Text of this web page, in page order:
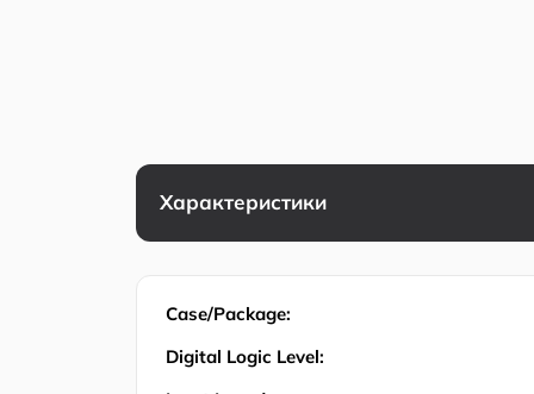
Характеристики
Case/Package:
Digital Logic Level: